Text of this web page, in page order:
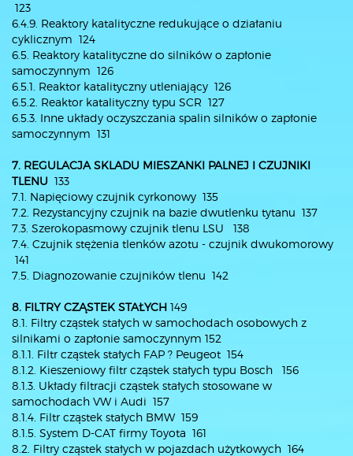
123
6.4.9. Reaktory katalityczne redukujące o działaniu
cyklicznym 124
6.5. Reaktory katalityczne do silników o zapłonie
samoczynnym 126
6.5.1. Reaktor katalityczny utleniający 126
6.5.2. Reaktor katalityczny typu SCR 127
6.5.3. Inne układy oczyszczania spalin silników o zapłonie
samoczynnym 131
7. REGULACJA SKLADU MIESZANKI PALNEJ I CZUJNIKI
TLENU 133
7.1. Napięciowy czujnik cyrkonowy 135
7.2. Rezystancyjny czujnik na bazie dwutlenku tytanu 137
7.3. Szerokopasmowy czujnik tlenu LSU 138
7.4. Czujnik stężenia tlenków azotu - czujnik dwukomorowy
141
7.5. Diagnozowanie czujników tlenu 142
8. FILTRY CZĄSTEK STAŁYCH 149
8.1. Filtry cząstek stałych w samochodach osobowych z
silnikami o zapłonie samoczynnym 152
8.1.1. Filtr cząstek stałych FAP ? Peugeot 154
8.1.2. Kieszeniowy filtr cząstek stałych typu Bosch 156
8.1.3. Układy filtracji cząstek stałych stosowane w
samochodach VW i Audi 157
8.1.4. Filtr cząstek stałych BMW 159
8.1.5. System D-CAT firmy Toyota 161
8.2. Filtry cząstek stałych w pojazdach użytkowych 164